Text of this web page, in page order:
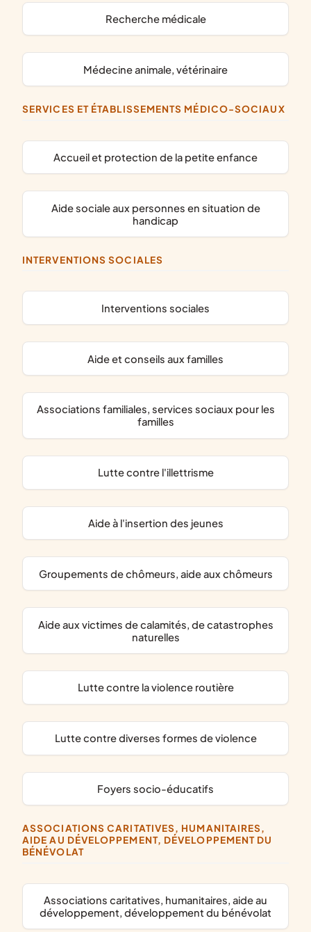
recherche médicale
médecine animale, vétérinaire
SERVICES ET ÉTABLISSEMENTS MÉDICO-SOCIAUX
accueil et protection de la petite enfance
aide sociale aux personnes en situation de
handicap
INTERVENTIONS SOCIALES
interventions sociales
aide et conseils aux familles
associations familiales, services sociaux pour les
familles
lutte contre l'illettrisme
aide à l'insertion des jeunes
groupements de chômeurs, aide aux chômeurs
aide aux victimes de calamités, de catastrophes
naturelles
lutte contre la violence routière
lutte contre diverses formes de violence
foyers socio-éducatifs
ASSOCIATIONS CARITATIVES, HUMANITAIRES,
AIDE AU DÉVELOPPEMENT, DÉVELOPPEMENT DU
BÉNÉVOLAT
associations caritatives, humanitaires, aide au
développement, développement du bénévolat